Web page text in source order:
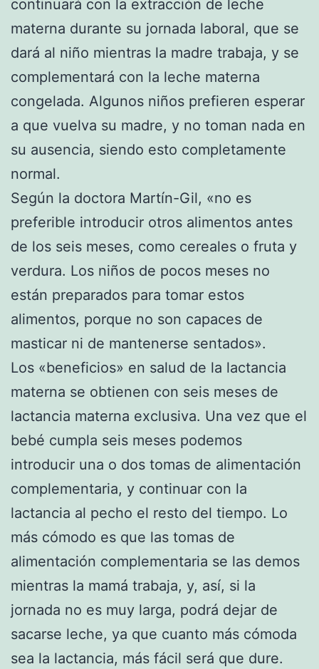
continuará con la extracción de leche
materna durante su jornada laboral, que se
dará al niño mientras la madre trabaja, y se
complementará con la leche materna
congelada. Algunos niños prefieren esperar
a que vuelva su madre, y no toman nada en
su ausencia, siendo esto completamente
normal.
Según la doctora Martín-Gil, «no es
preferible introducir otros alimentos antes
de los seis meses, como cereales o fruta y
verdura. Los niños de pocos meses no
están preparados para tomar estos
alimentos, porque no son capaces de
masticar ni de mantenerse sentados».
Los «beneficios» en salud de la lactancia
materna se obtienen con seis meses de
lactancia materna exclusiva. Una vez que el
bebé cumpla seis meses podemos
introducir una o dos tomas de alimentación
complementaria, y continuar con la
lactancia al pecho el resto del tiempo. Lo
más cómodo es que las tomas de
alimentación complementaria se las demos
mientras la mamá trabaja, y, así, si la
jornada no es muy larga, podrá dejar de
sacarse leche, ya que cuanto más cómoda
sea la lactancia, más fácil será que dure.